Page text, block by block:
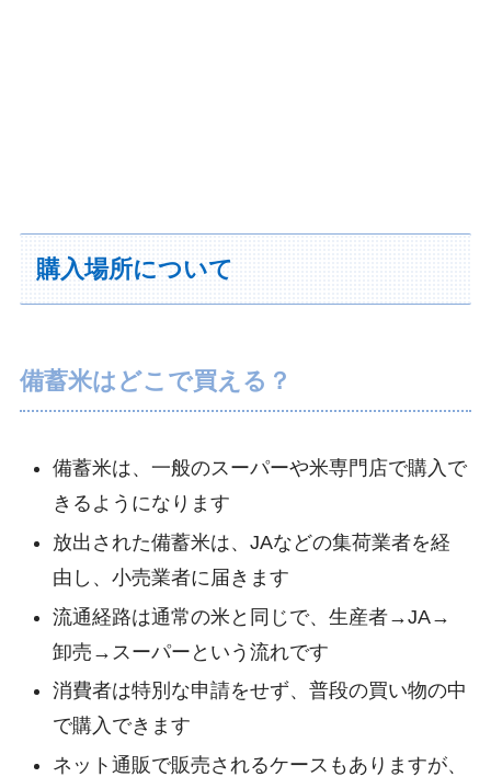
購入場所について
備蓄米はどこで買える？
備蓄米は、一般のスーパーや米専門店で購入で
きるようになります
放出された備蓄米は、JAなどの集荷業者を経
由し、小売業者に届きます
流通経路は通常の米と同じで、生産者→JA→
卸売→スーパーという流れです
消費者は特別な申請をせず、普段の買い物の中
で購入できます
ネット通販で販売されるケースもありますが、